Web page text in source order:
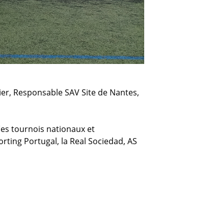
Responsable SAV Site de Nantes,
tournois nationaux et
Portugal, la Real Sociedad, AS